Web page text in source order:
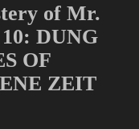
of Mr.
DUNG
OF
ZEIT